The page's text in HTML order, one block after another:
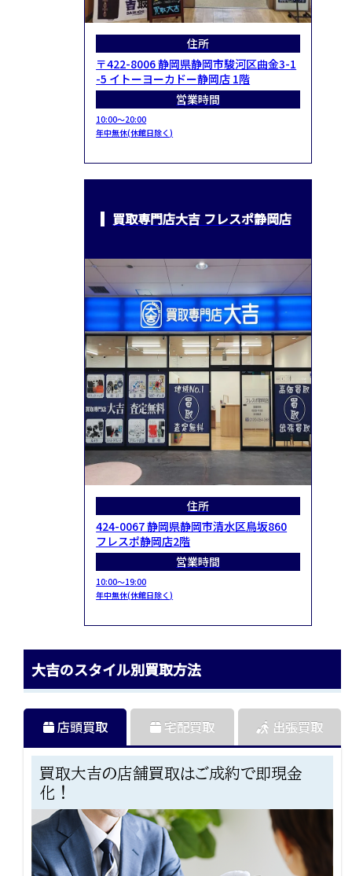
住所
〒422-8006 静岡県静岡市駿河区曲金3-1
-5 イトーヨーカドー静岡店 1階
営業時間
10:00～20:00
年中無休(休館日除く)
買取専門店大吉 フレスポ静岡店
住所
424-0067 静岡県静岡市清水区鳥坂860
フレスポ静岡店2階
営業時間
10:00～19:00
年中無休(休館日除く)
大吉のスタイル別買取方法
店頭買取
買取大吉の店舗買取はご成約で即現金
化！
宅配買取 出張買取